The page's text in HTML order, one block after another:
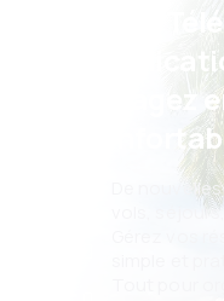
Psst !
voyagez
De
vols,
Gérez vos
Tout pour